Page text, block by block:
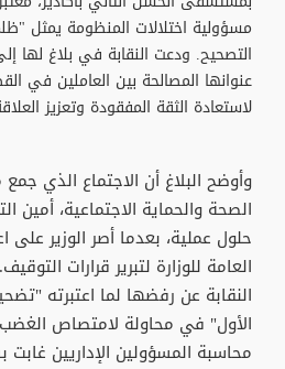
مسؤولية اختلالات المنظومة يمثل
التصحيح. ودعت النقابة في بلاغ لها
عنوانها المصالحة بين العاملين في
لاستعادة الثقة المفقودة وتعزيز
وأوضح البلاغ أن الاجتماع الذي جمع
الصحة والحماية الاجتماعية، أمين
حلول عملية، بعدما أصر الوزير على
العامة للوزارة لتبرير قرارات
النقابة عن رفضها لما اعتبرته
الأول" في محاولة لامتصاص
محاسبة المسؤولين الإداريين غابت